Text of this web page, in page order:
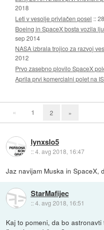
2018
Leti v vesolje privlačen posel ::
Boeing in SpaceX bosta vozila
sep 2014
NASA izbrala trojico za razvoj
2012
Prvo zasebno plovilo SpaceX
Aprila prvi komercialni polet na
« 1 2 »
lynxslo5
::4. avg 2018, 16:47
Jaz navijam Muska in SpaceX,
StarMafijec
::4. avg 2018, 16:51
Kaj to pomeni, da bo